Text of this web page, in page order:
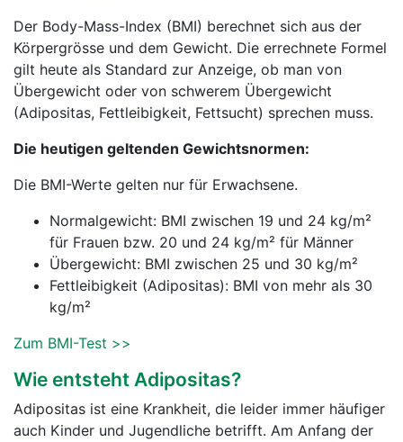
Der Body-Mass-Index (BMI) berechnet sich aus der
Körpergrösse und dem Gewicht. Die errechnete Formel
gilt heute als Standard zur Anzeige, ob man von
Übergewicht oder von schwerem Übergewicht
(Adipositas, Fettleibigkeit, Fettsucht) sprechen muss.
Die heutigen geltenden Gewichtsnormen:
Die BMI-Werte gelten nur für Erwachsene.
Normalgewicht: BMI zwischen 19 und 24 kg/m²
für Frauen bzw. 20 und 24 kg/m² für Männer
Übergewicht: BMI zwischen 25 und 30 kg/m²
Fettleibigkeit (Adipositas): BMI von mehr als 30
kg/m²
Zum BMI-Test >>
Wie entsteht Adipositas?
Adipositas ist eine Krankheit, die leider immer häufiger
auch Kinder und Jugendliche betrifft. Am Anfang der